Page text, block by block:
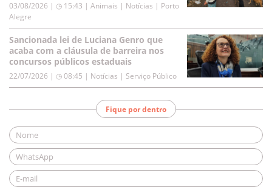
03/08/2026 | ◷ 15:43 | Animais | Notícias | Porto
Alegre
Sancionada lei de Luciana Genro que
acaba com a cláusula de barreira nos
concursos públicos estaduais
22/07/2026 | ◷ 08:45 | Notícias | Serviço Público
Fique por dentro